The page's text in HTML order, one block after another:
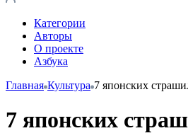
Категории
Авторы
О проекте
Азбука
Главная Культура 7 японских
7 японских